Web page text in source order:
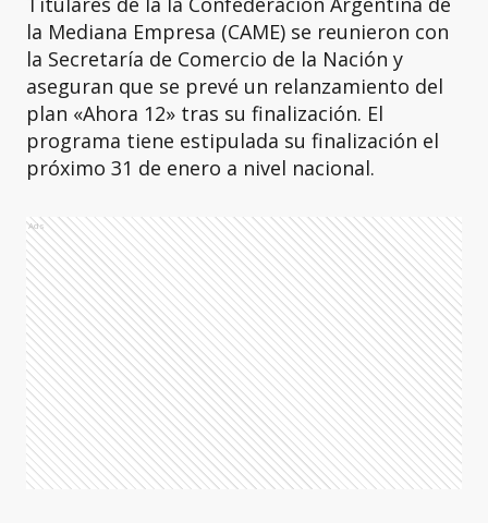
la Mediana Empresa (CAME) se reunieron con
la Secretaría de Comercio de la Nación y
aseguran que se prevé un relanzamiento del
plan «Ahora 12» tras su finalización. El
programa tiene estipulada su finalización el
próximo 31 de enero a nivel nacional.
Ads